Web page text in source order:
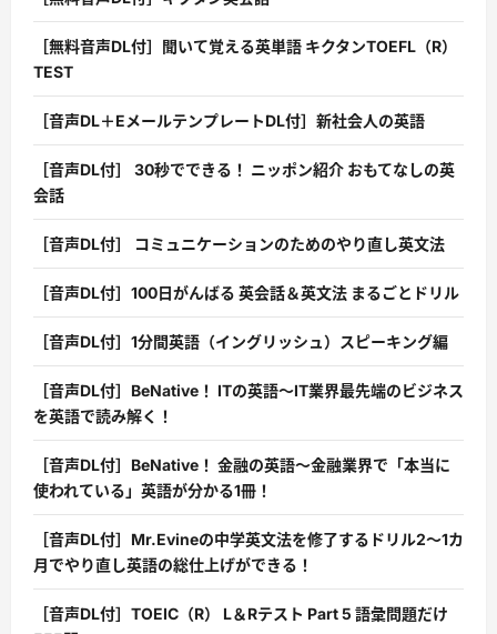
［無料音声DL付］聞いて覚える英単語 キクタンTOEFL（R）
TEST
［音声DL＋EメールテンプレートDL付］新社会人の英語
［音声DL付］ 30秒でできる！ ニッポン紹介 おもてなしの英
会話
［音声DL付］ コミュニケーションのためのやり直し英文法
［音声DL付］100日がんばる 英会話＆英文法 まるごとドリル
［音声DL付］1分間英語（イングリッシュ）スピーキング編
［音声DL付］BeNative！ ITの英語〜IT業界最先端のビジネス
を英語で読み解く！
［音声DL付］BeNative！ 金融の英語〜金融業界で「本当に
使われている」英語が分かる1冊！
［音声DL付］Mr.Evineの中学英文法を修了するドリル2〜1カ
月でやり直し英語の総仕上げができる！
［音声DL付］TOEIC（R） L＆Rテスト Part 5 語彙問題だけ